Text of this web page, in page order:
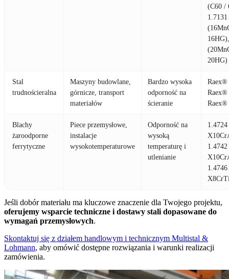
(C60 /
1.7131
20HG)
Stal
trudnościeralna
Maszyny budowlane,
górnicze, transport
materiałów
Bardzo wysoka
odporność na
ścieranie
Raex®
Raex®
Raex®
Blachy
żaroodporne
ferrytyczne
Piece przemysłowe,
instalacje
wysokotemperaturowe
Odporność na
wysoką
temperaturę i
utlenianie
Jeśli dobór materiału ma kluczowe znaczenie dla Twojego projektu,
oferujemy wsparcie techniczne i dostawy stali dopasowane do
wymagań przemysłowych.
Skontaktuj się z działem handlowym i technicznym Multistal &
Lohmann, aby omówić dostępne rozwiązania i warunki realizacji
zamówienia.